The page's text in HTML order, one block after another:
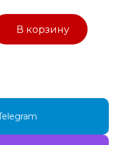
В корзину